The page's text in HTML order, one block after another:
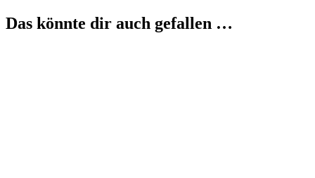
Das könnte dir auch gefallen …